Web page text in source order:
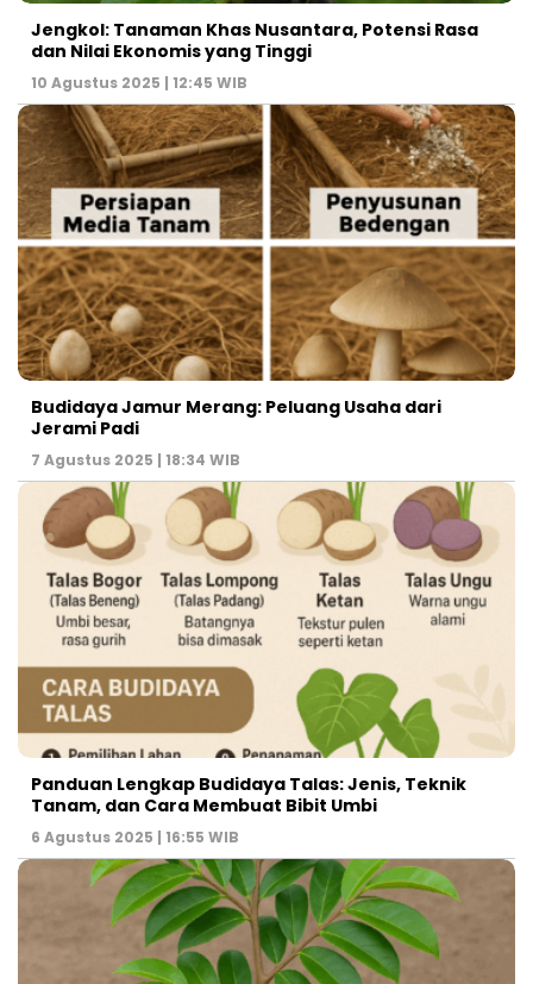
Jengkol: Tanaman Khas Nusantara, Potensi Rasa
dan Nilai Ekonomis yang Tinggi
10 Agustus 2025 | 12:45 WIB
Budidaya Jamur Merang: Peluang Usaha dari
Jerami Padi
7 Agustus 2025 | 18:34 WIB
Panduan Lengkap Budidaya Talas: Jenis, Teknik
Tanam, dan Cara Membuat Bibit Umbi
6 Agustus 2025 | 16:55 WIB